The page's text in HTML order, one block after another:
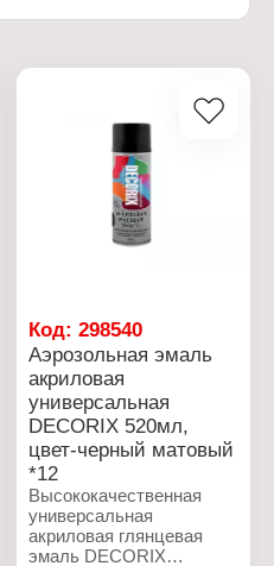
Код:298540
Аэрозольная эмаль
акриловая
универсальная
DECORIX 520мл,
цвет-черный матовый
*12
Высококачественная
универсальная
акриловая глянцевая
эмаль DECORIX